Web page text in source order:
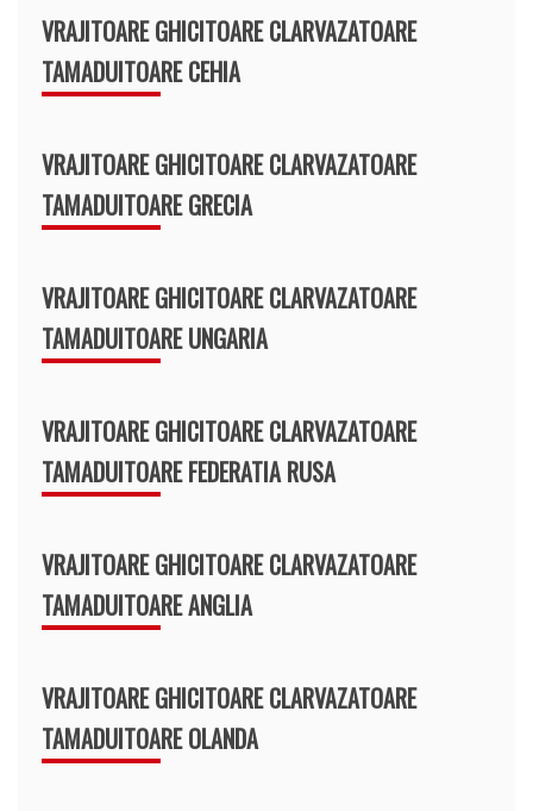
VRAJITOARE GHICITOARE CLARVAZATOARE
TAMADUITOARE CEHIA
VRAJITOARE GHICITOARE CLARVAZATOARE
TAMADUITOARE GRECIA
VRAJITOARE GHICITOARE CLARVAZATOARE
TAMADUITOARE UNGARIA
VRAJITOARE GHICITOARE CLARVAZATOARE
TAMADUITOARE FEDERATIA RUSA
VRAJITOARE GHICITOARE CLARVAZATOARE
TAMADUITOARE ANGLIA
VRAJITOARE GHICITOARE CLARVAZATOARE
TAMADUITOARE OLANDA